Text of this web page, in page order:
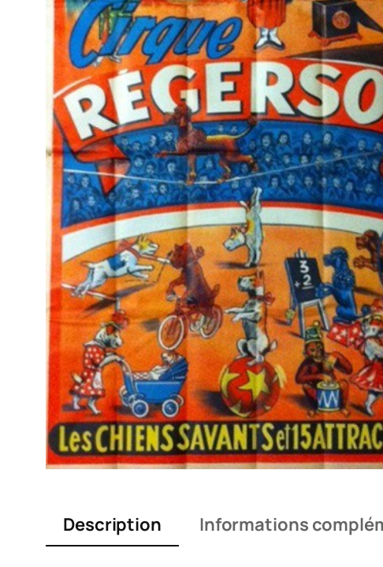
Description Informations